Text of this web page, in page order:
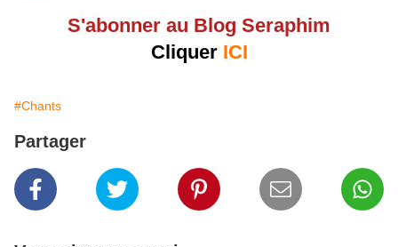
S'abonner au Blog Seraphim
Cliquer ICI
#Chants
Partager